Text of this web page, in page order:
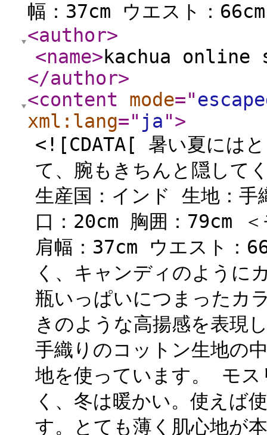
幅：37cm ウエスト：
<author>
<name>kachua online
</author>
<content
mode="
xml:lang=" ja">
<![CDATA[ 暑い夏には
て、腕もきちんと隠して
生産国：インド 生地：
口：20cm 胸囲：79cm
肩幅：37cm ウエスト
く、キャンディのように
瓶いっぱいにつまったカ
きのような高揚感を表現
手織りのコットン生地の
地を使っています。 モス
く、冬は暖かい。使えば
す。とても薄く肌心地が